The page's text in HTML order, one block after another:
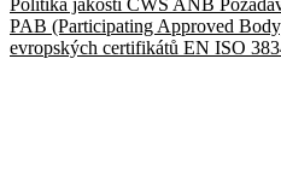
Politika jakosti CWS ANB
PAB (Participating Approved
evropských certifikátů EN ISO